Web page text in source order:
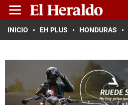
INICIO EH PLUS HONDURAS